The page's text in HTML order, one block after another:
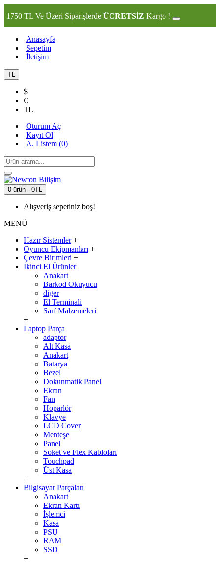
1750 TL Ve Üzeri Siparişlerde ÜCRETSİZ Kargo !
Anasayfa
Sepetim
İletişim
TL
$
€
TL
Oturum Aç
Kayıt Ol
A. Listem (0)
0 ürün - 0TL
Alışveriş sepetiniz boş!
MENÜ
Hazır Sistemler +
Oyuncu Ekipmanları +
Çevre Birimleri +
İkinci El Ürünler
Anakart
Barkod Okuyucu
diger
El Terminali
Sarf Malzemeleri
+
Laptop Parça
adaptor
Alt Kasa
Anakart
Batarya
Bezel
Dokunmatik Panel
Ekran
Fan
Hoparlör
Klavye
LCD Cover
Menteşe
Panel
Soket ve Flex Kabloları
Touchpad
Üst Kasa
+
Bilgisayar Parçaları
Anakart
Ekran Kartı
İşlemci
Kasa
PSU
RAM
SSD
+